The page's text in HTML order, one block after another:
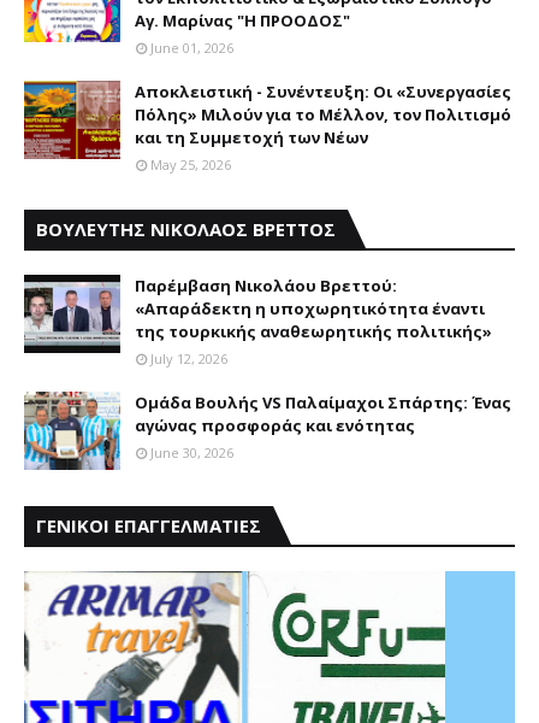
Αγ. Μαρίνας "Η ΠΡΟΟΔΟΣ"
June 01, 2026
Αποκλειστική - Συνέντευξη: Οι «Συνεργασίες
Πόλης» Μιλούν για το Μέλλον, τον Πολιτισμό
και τη Συμμετοχή των Νέων
May 25, 2026
ΒΟΥΛΕΥΤΗΣ ΝΙΚΟΛΑΟΣ ΒΡΕΤΤΟΣ
Παρέμβαση Nικολάου Bρεττού:
«Aπαράδεκτη η υποχωρητικότητα έναντι
της τουρκικής αναθεωρητικής πολιτικής»
July 12, 2026
Ομάδα Βουλής VS Παλαίμαχοι Σπάρτης: Ένας
αγώνας προσφοράς και ενότητας
June 30, 2026
ΓΕΝΙΚΟΙ ΕΠΑΓΓΕΛΜΑΤΙΕΣ